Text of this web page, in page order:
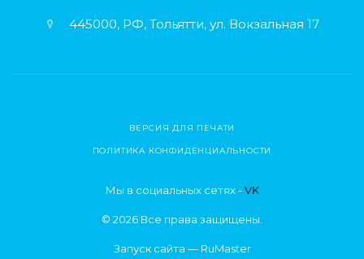
445000, РФ, Тольятти, ул. Вокзальная 17
ВЕРСИЯ ДЛЯ ПЕЧАТИ
ПОЛИТИКА КОНФИДЕНЦИАЛЬНОСТИ
Мы в социальных сетях -VK
© 2026 Все права защищены.
Запуск сайта — RuMaster